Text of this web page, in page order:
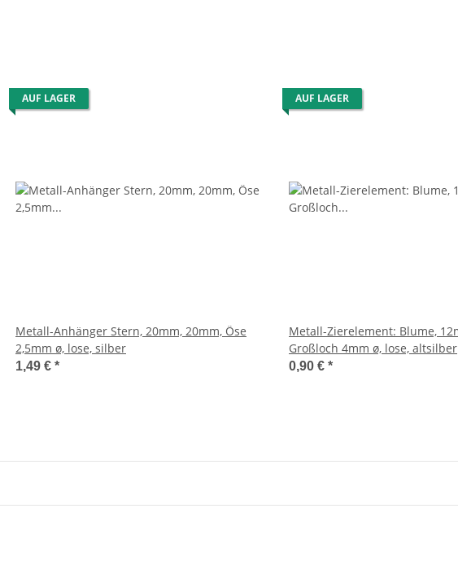
AUF LAGER
Metall-Anhänger Stern, 20mm, 20mm, Öse
2,5mm ø, lose, silber
1,49 € *
AUF LAGER
Metall-Zierelement: Blume,
Großloch 4mm ø, lose, altsilber
0,90 € *